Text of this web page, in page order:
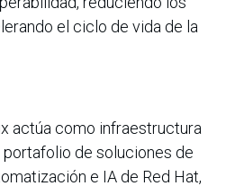
el ciclo de vida de la
actúa como infraestructura
de soluciones de
e IA de Red Hat,